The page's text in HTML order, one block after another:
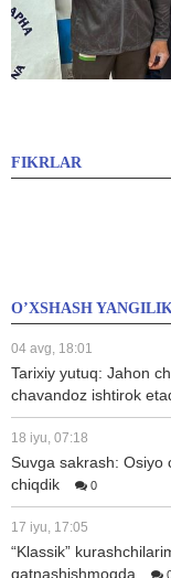
FIKRLAR
O’XSHASH
04 avg, 18:01
Tarixiy yutuq: Jahon
chavandoz ishtirok
18 iyu, 07:18
Suvga sakrash: Osiyo
chiqdik
0
17 iyu, 17:05
“Klassik”
qatnashishmoqda